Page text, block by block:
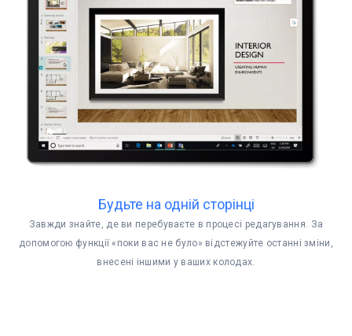
Будьте на одній сторінці
Завжди знайте, де ви перебуваєте в процесі редагування. За
допомогою функції «поки вас не було» відстежуйте останні зміни,
внесені іншими у ваших колодах.